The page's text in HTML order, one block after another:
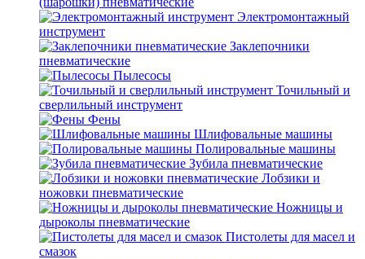
Электромонтажный
инструмент
Заклепочники
пневматические
Пылесосы
Точильный и
сверлильный инструмент
Фены
Шлифовальные машины
Полировальные машины
Зубила пневматические
Лобзики и
ножовки пневматические
Ножницы и
дыроколы пневматические
Пистолеты для масел и
смазок